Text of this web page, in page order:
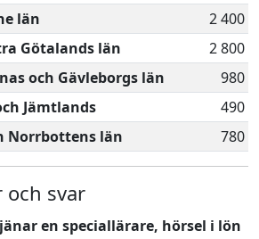
län
2 400
Götalands län
2 800
och Gävleborgs län
980
Jämtlands
490
Norrbottens län
780
och svar
en speciallärare, hörsel i lön